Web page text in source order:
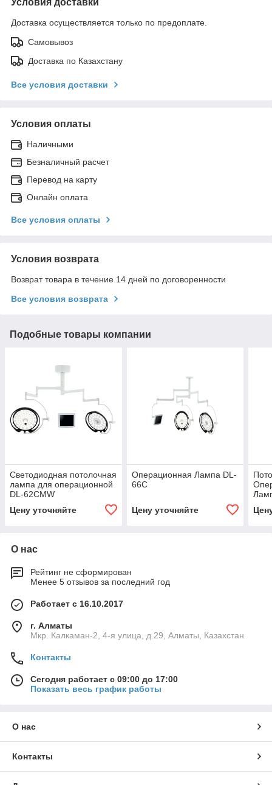
Доставка осуществляется только по предоплате.
Самовывоз
Доставка по Казахстану
Все условия доставки
Условия оплаты
Наличными
Безналичный расчет
Перевод на карту
Онлайн оплата
Все условия оплаты
Условия возврата
Возврат товара в течение 14 дней по договоренности
Все условия возврата
Подобные товары компании
Светодиодная потолочная
лампа для операционной
DL-62CMW
Цену уточняйте
Операционная Лампа DL-
66C
Цену уточняйте
О нас
Рейтинг не сформирован
Менее 5 отзывов за последний год
Работает с 16.10.2017
г. Алматы
Мкр. Калкаман-2, 4-я улица, д.29, Алматы, Казахстан
Контакты
Сегодня работает с 09:00 до 17:00
Показать весь график работы
О нас
Контакты